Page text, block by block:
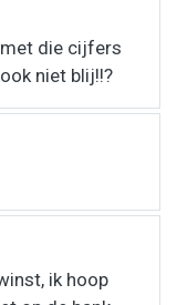
die cijfers
niet blij!!?
ik hoop